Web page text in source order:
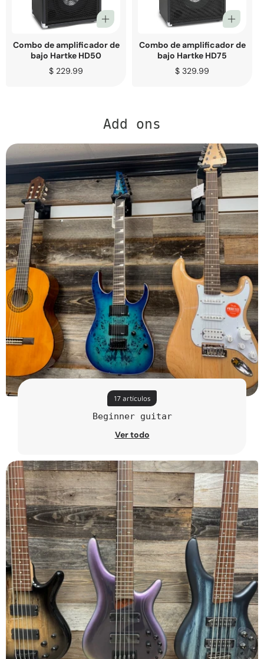
Combo de amplificador de
bajo Hartke HD50
Precio
$ 229.99
Combo de amplificador de
bajo Hartke HD75
Precio
$ 329.99
Add ons
17 artículos
Beginner guitar
Ver todo